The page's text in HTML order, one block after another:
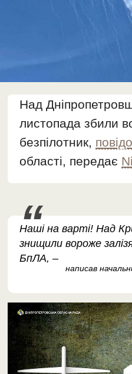
Над
листопада збили
безпілотник,
області, передає
Наші на варті! Над
знищили вороже
БпЛА, –
написав